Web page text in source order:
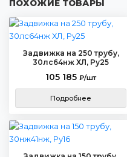
ПОХОЖИЕ ТОВАРЫ
Задвижка на 250 трубу,
30лс64нж ХЛ, Ру25
105 185 ₽/шт
Подробнее